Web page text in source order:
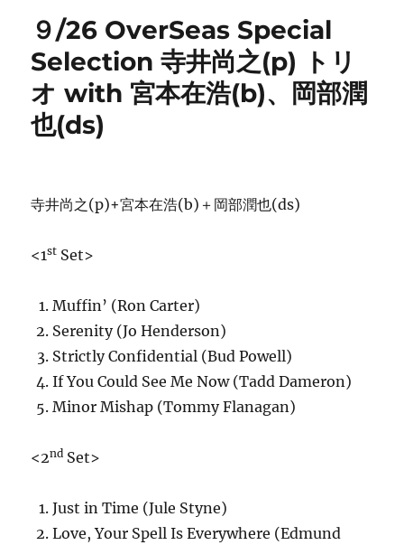
ー
案
内：
中
井
幸
テ
９/26 OverSeas Special
Selection 寺井尚之(p) トリ
オ with 宮本在浩(b)、岡部潤
也(ds)
寺井尚之(p)+宮本在浩(b)＋岡部潤也(ds)
<1st Set>
Muffin’ (Ron Carter)
Serenity (Jo Henderson)
Strictly Confidential (Bud Powell)
If You Could See Me Now (Tadd Dameron)
Minor Mishap (Tommy Flanagan)
<2nd Set>
Just in Time (Jule Styne)
Love, Your Spell Is Everywhere (Edmund